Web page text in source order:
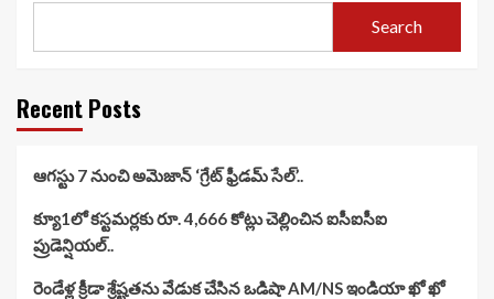
Search
Recent Posts
ఆగస్టు 7 నుంచి అమెజాన్ ‘గ్రేట్ ఫ్రీడమ్ సేల్’..
క్యూ1లో కస్టమర్లకు రూ. 4,666 కోట్లు చెల్లించిన ఐసీఐసీఐ
ప్రుడెన్షియల్..
రెండేళ్ల క్రీడా శ్రేష్టతను వేడుక చేసిన ఒడిషా AM/NS ఇండియా ఖో ఖో